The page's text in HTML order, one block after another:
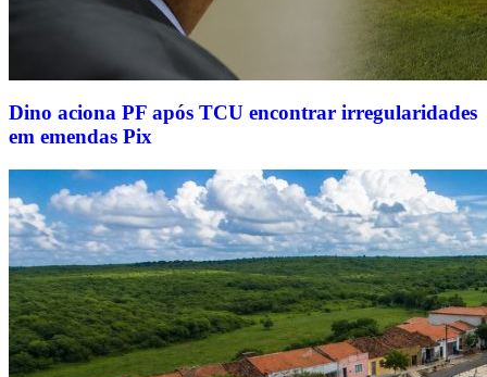
Dino aciona PF após TCU encontrar irregularidades
em emendas Pix